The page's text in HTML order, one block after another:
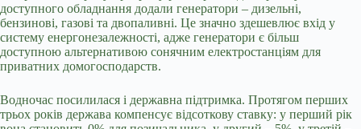
доступного обладнання додали генератори – дизельні,
бензинові, газові та двопаливні. Це значно здешевлює вхід у
систему енергонезалежності, адже генератори є більш
доступною альтернативою сонячним електростанціям для
приватних домогосподарств.
Водночас посилилася і державна підтримка. Протягом перших
трьох років держава компенсує відсоткову ставку: у перший рік